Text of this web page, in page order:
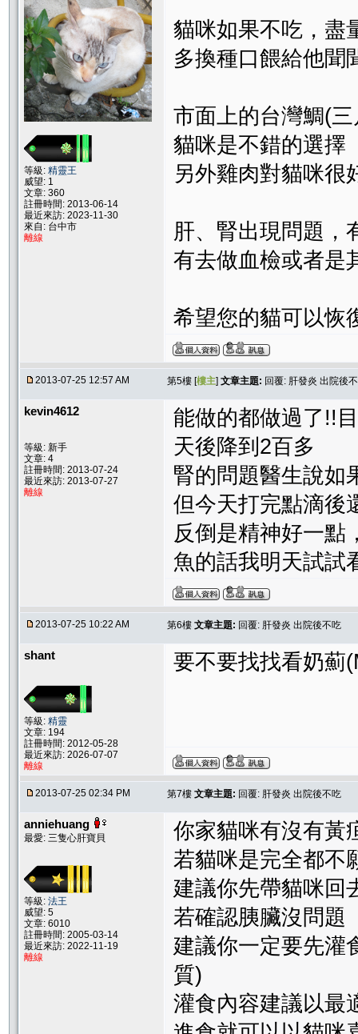
等級: 精靈王
威望: 1
文章: 360
註冊時間: 2013-06-14
最近來訪: 2023-11-30
來自: 台中市
離線
貓咪如果不吃，盡
多換種口餵給他聞
市面上的台灣鯛(
貓咪是不錯的選擇
另外雞肉對貓咪很
肝、腎出現問題，
有去做血檢或者是
希望您的貓可以恢
2013-07-25 12:57 AM 第5樓 [樓主] 文章主題: 回覆: 肝發炎 出院後
kevin4612
等級: 新手
文章: 4
註冊時間: 2013-07-24
最近來訪: 2013-07-27
離線
能做的都做過了!!
天後降到2百多
腎的問題醫生說如
但今天打完點滴後
反倒是精神好一點
魚的話我明天試試
2013-07-25 10:22 AM 第6樓 文章主題: 回覆: 肝發炎 出院後不吃
shant
等級: 精靈
文章: 194
註冊時間: 2012-05-28
最近來訪: 2026-07-07
離線
要不要找找看奶薊
2013-07-25 02:34 PM 第7樓 文章主題: 回覆: 肝發炎 出院後不吃
anniehuang
最愛: 三隻心肝寶貝
等級: 法王
威望: 5
文章: 6010
註冊時間: 2005-03-14
最近來訪: 2022-11-19
離線
你家貓咪有沒有黃
若貓咪是完全都不
建議你先帶貓咪回
若確認胰臟沒問題
建議你一定要先灌
質)
灌食內容建議以最